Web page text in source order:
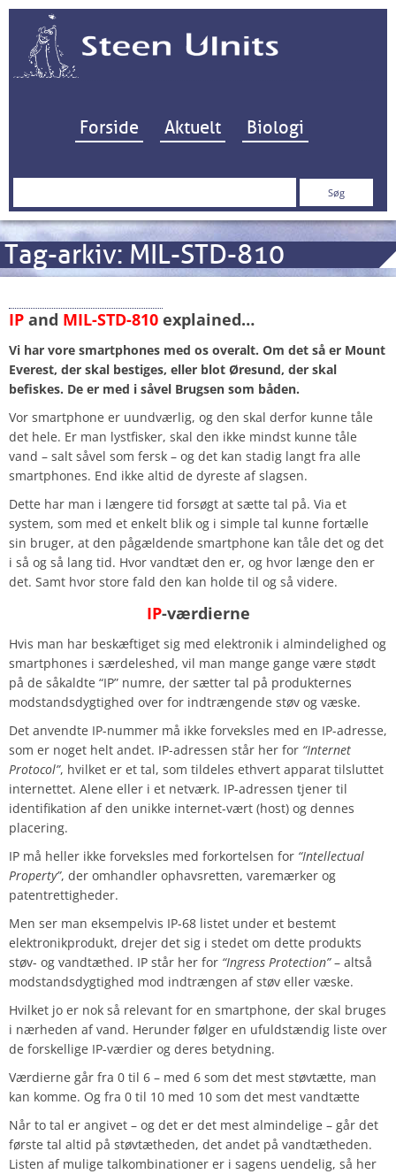
Hop til indhold
Forside Aktuelt Biologi
Søg
Tag-arkiv: MIL-STD-810
IP and MIL-STD-810 explained…
Vi har vore smartphones med os overalt. Om det så er Mount
Everest, der skal bestiges, eller blot Øresund, der skal
befiskes. De er med i såvel Brugsen som båden.
Vor smartphone er uundværlig, og den skal derfor kunne tåle
det hele. Er man lystfisker, skal den ikke mindst kunne tåle
vand – salt såvel som fersk – og det kan stadig langt fra alle
smartphones. End ikke altid de dyreste af slagsen.
Dette har man i længere tid forsøgt at sætte tal på. Via et
system, som med et enkelt blik og i simple tal kunne fortælle
sin bruger, at den pågældende smartphone kan tåle det og det
i så og så lang tid. Hvor vandtæt den er, og hvor længe den er
det. Samt hvor store fald den kan holde til og så videre.
IP-værdierne
Hvis man har beskæftiget sig med elektronik i almindelighed og
smartphones i særdeleshed, vil man mange gange være stødt
på de såkaldte “IP” numre, der sætter tal på produkternes
modstandsdygtighed over for indtrængende støv og væske.
Det anvendte IP-nummer må ikke forveksles med en IP-adresse,
som er noget helt andet. IP-adressen står her for “Internet
Protocol”, hvilket er et tal, som tildeles ethvert apparat tilsluttet
internettet. Alene eller i et netværk. IP-adressen tjener til
identifikation af den unikke internet-vært (host) og dennes
placering.
IP må heller ikke forveksles med forkortelsen for “Intellectual
Property”, der omhandler ophavsretten, varemærker og
patentrettigheder.
Men ser man eksempelvis IP-68 listet under et bestemt
elektronikprodukt, drejer det sig i stedet om dette produkts
støv- og vandtæthed. IP står her for “Ingress Protection”– altså
modstandsdygtighed mod indtrængen af støv eller væske.
Hvilket jo er nok så relevant for en smartphone, der skal bruges
i nærheden af vand. Herunder følger en ufuldstændig liste over
de forskellige IP-værdier og deres betydning.
Værdierne går fra 0 til 6 – med 6 som det mest støvtætte, man
kan komme. Og fra 0 til 10 med 10 som det mest vandtætte
Når to tal er angivet – og det er det mest almindelige – går det
første tal altid på støvtætheden, det andet på vandtætheden.
Listen af mulige talkombinationer er i sagens uendelig, så her